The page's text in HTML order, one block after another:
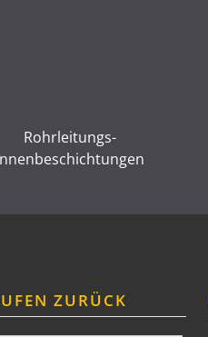
Rohrleitungs-
ZURÜCK